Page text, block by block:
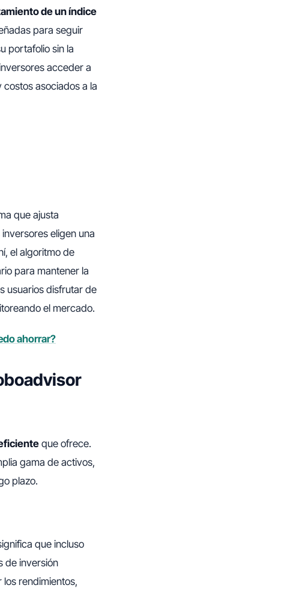
de un índice
para seguir
portafolio sin la
acceder a
asociados a la
que ajusta
eligen una
el algoritmo de
para mantener la
usuarios disfrutar de
el mercado.
ahorrar?
que ofrece.
gama de activos,
plazo.
que incluso
de inversión
rendimientos,